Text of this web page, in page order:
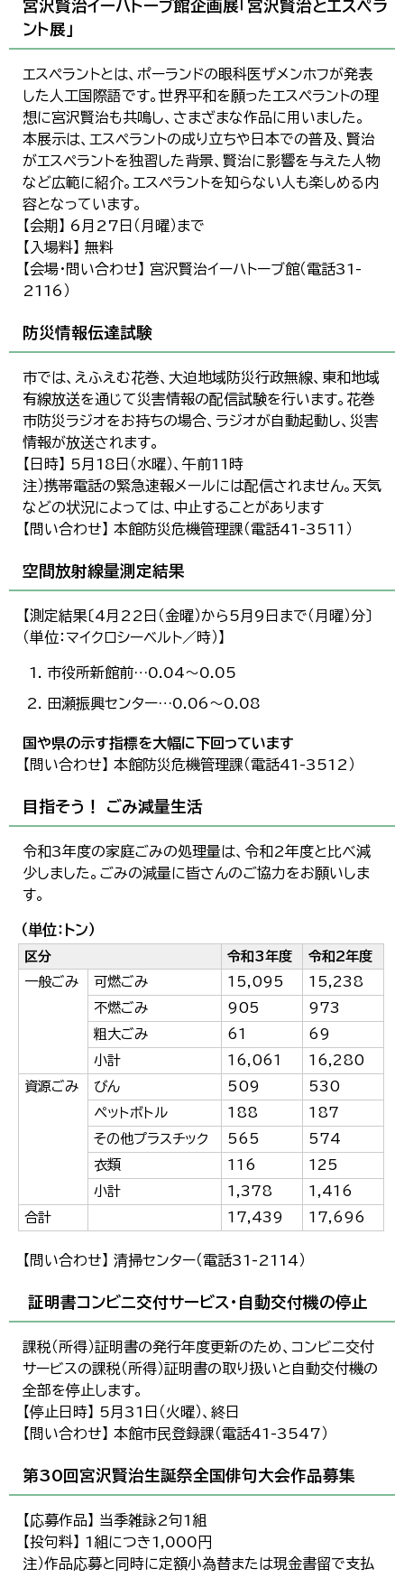
宮沢賢治イーハトーブ館企画展「宮沢賢治とエスペラ
ント展」
エスペラントとは、ポーランドの眼科医ザメンホフが発表
した人工国際語です。世界平和を願ったエスペラントの理
想に宮沢賢治も共鳴し、さまざまな作品に用いました。
本展示は、エスペラントの成り立ちや日本での普及、賢治
がエスペラントを独習した背景、賢治に影響を与えた人物
など広範に紹介。エスペラントを知らない人も楽しめる内
容となっています。
【会期】 6月27日（月曜）まで
【入場料】 無料
【会場・問い合わせ】 宮沢賢治イーハトーブ館（電話31-
2116）
防災情報伝達試験
市では、えふえむ花巻、大迫地域防災行政無線、東和地域
有線放送を通じて災害情報の配信試験を行います。花巻
市防災ラジオをお持ちの場合、ラジオが自動起動し、災害
情報が放送されます。
【日時】 5月18日（水曜）、午前11時
注）携帯電話の緊急速報メールには配信されません。天気
などの状況によっては、中止することがあります
【問い合わせ】 本館防災危機管理課（電話41-3511）
空間放射線量測定結果
【測定結果〔4月22日（金曜）から5月9日まで（月曜）分〕
（単位：マイクロシーベルト／時）】
市役所新館前…0.04～0.05
田瀬振興センター…0.06～0.08
国や県の示す指標を大幅に下回っています
【問い合わせ】 本館防災危機管理課（電話41-3512）
目指そう！ ごみ減量生活
令和3年度の家庭ごみの処理量は、令和2年度と比べ減
少しました。ごみの減量に皆さんのご協力をお願いしま
す。
（単位：トン）
区分 令和3年度
令和2年度
一般ごみ
可燃ごみ 15,095
15,238
不燃ごみ
905
973
粗大ごみ
61
69
小計
16,061
16,280
資源ごみ
びん 509
530
ペットボトル
188
187
その他プラスチック
565
574
衣類
116
125
小計
1,378
1,416
合計
17,439 17,696
【問い合わせ】 清掃センター（電話31-2114）
証明書コンビニ交付サービス・自動交付機の停止
課税（所得）証明書の発行年度更新のため、コンビニ交付
サービスの課税（所得）証明書の取り扱いと自動交付機の
全部を停止します。
【停止日時】 5月31日（火曜）、終日
【問い合わせ】 本館市民登録課（電話41-3547）
第30回宮沢賢治生誕祭全国俳句大会作品募集
【応募作品】 当季雑詠2句1組
【投句料】 1組につき1,000円
注）作品応募と同時に定額小為替または現金書留で支払